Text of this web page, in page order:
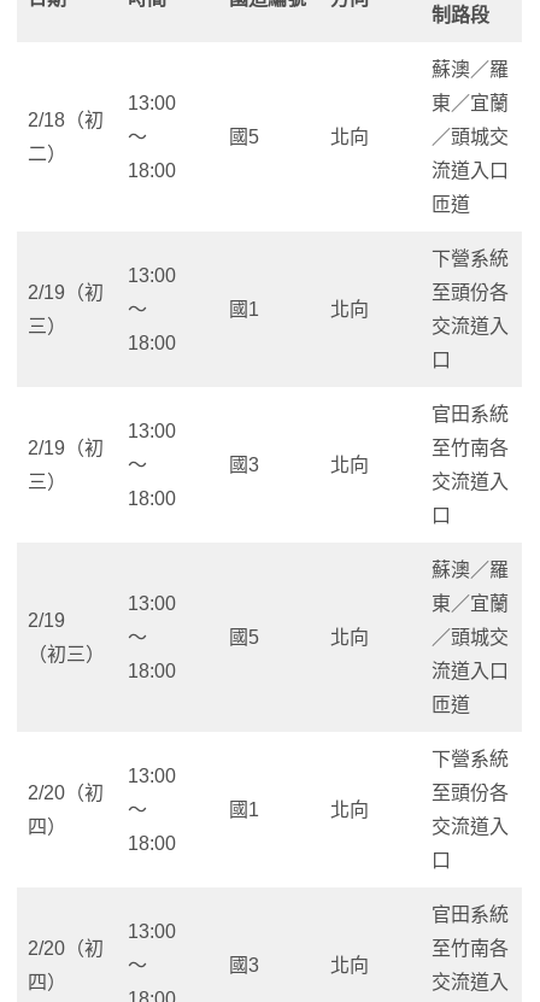
制路段
2/18（初
二）
13:00
～
18:00
國5 北向
蘇澳／羅
東／宜蘭
／頭城交
流道入口
匝道
2/19（初
三）
13:00
～
18:00
國1 北向
下營系統
至頭份各
交流道入
口
2/19（初
三）
13:00
～
18:00
國3 北向
官田系統
至竹南各
交流道入
口
2/19
（初三）
13:00
～
18:00
國5 北向
蘇澳／羅
東／宜蘭
／頭城交
流道入口
匝道
2/20（初
四）
13:00
～
18:00
國1 北向
下營系統
至頭份各
交流道入
口
2/20（初
四）
13:00
～
國3 北向
官田系統
至竹南各
交流道入